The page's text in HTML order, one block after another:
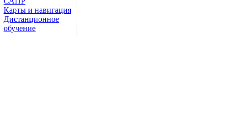
Карты и навигация
Дистанционное
обучение